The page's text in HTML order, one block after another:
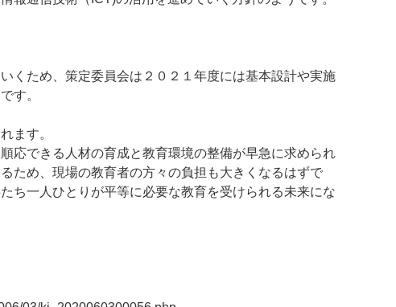
くため、策定委員会は２０２１年度には基本設計や実施
す。
ます。
応できる人材の育成と教育環境の整備が早急に求められ
ため、現場の教育者の方々の負担も大きくなるはずで
ち一人ひとりが平等に必要な教育を受けられる未来にな